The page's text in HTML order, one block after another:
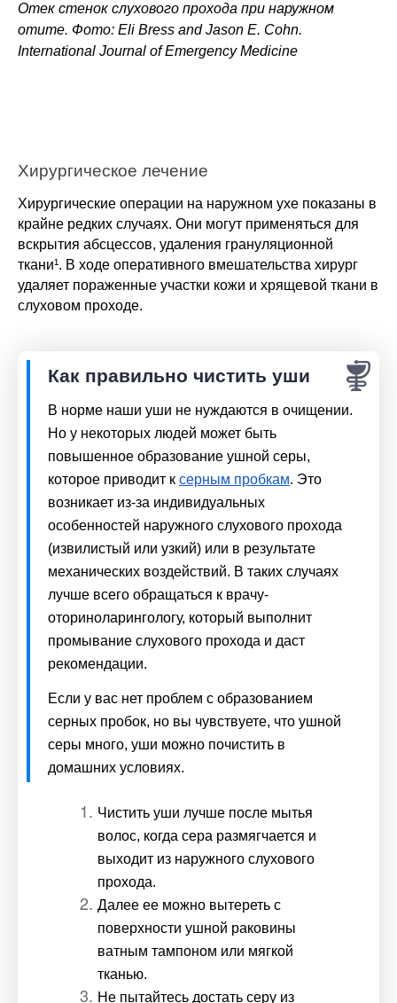
Отек стенок слухового прохода при наружном
отите. Фото: Eli Bress and Jason E. Cohn.
International Journal of Emergency Medicine
Хирургическое лечение
Хирургические операции на наружном ухе показаны в
крайне редких случаях. Они могут применяться для
вскрытия абсцессов, удаления грануляционной
ткани¹. В ходе оперативного вмешательства хирург
удаляет пораженные участки кожи и хрящевой ткани в
слуховом проходе.
Как правильно чистить уши
В норме наши уши не нуждаются в очищении.
Но у некоторых людей может быть
повышенное образование ушной серы,
которое приводит к серным пробкам. Это
возникает из-за индивидуальных
особенностей наружного слухового прохода
(извилистый или узкий) или в результате
механических воздействий. В таких случаях
лучше всего обращаться к врачу-
оториноларингологу, который выполнит
промывание слухового прохода и даст
рекомендации.
Если у вас нет проблем с образованием
серных пробок, но вы чувствуете, что ушной
серы много, уши можно почистить в
домашних условиях.
Чистить уши лучше после мытья
волос, когда сера размягчается и
выходит из наружного слухового
прохода.
Далее ее можно вытереть с
поверхности ушной раковины
ватным тампоном или мягкой
тканью.
Не пытайтесь достать серу из